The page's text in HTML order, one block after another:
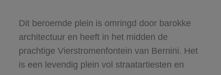
Dit beroemde plein is omringd door barokke
architectuur en heeft in het midden de
prachtige Vierstromenfontein van Bernini. Het
is een levendig plein vol straatartiesten en